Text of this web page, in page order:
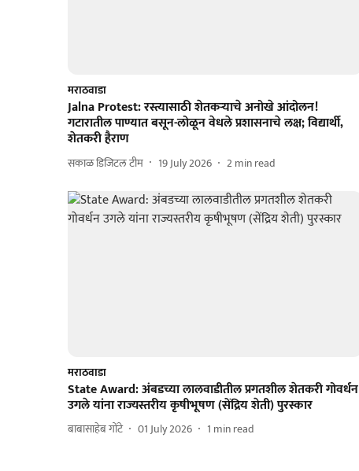
मराठवाडा
Jalna Protest: रस्त्यासाठी शेतकऱ्याचे अनोखे आंदोलन!
गटारातील पाण्यात बसून-लोळून वेधले प्रशासनाचे लक्ष; विद्यार्थी,
शेतकरी हैराण
सकाळ डिजिटल टीम 19 July 2026 2min read
मराठवाडा
State Award: अंबडच्या लालवाडीतील प्रगतशील शेतकरी गोवर्धन
उगले यांना राज्यस्तरीय कृषीभूषण (सेंद्रिय शेती) पुरस्कार
बाबासाहेब गोंटे 01 July 2026 1 min read